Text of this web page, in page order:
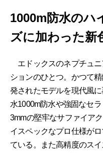
1000m防水のハ
ズに加わった新
エドックスのネプチュニ
ションのひとつ。かつて
発されたモデルを現代風
水1000m防水や強固なセ
3mmの堅牢なサファイア
イスペックなプロ仕様が
ている。また高精度のス